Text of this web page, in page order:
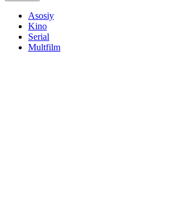
Asosiy
Kino
Serial
Multfilm